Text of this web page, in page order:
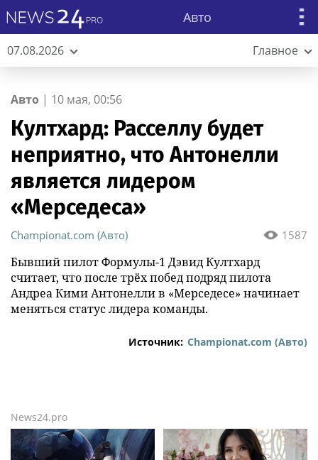
Авто
07.08.2026 Главное
Авто | 10 мая, 00:56
Култхард: Расселлу будет
неприятно, что Антонелли
является лидером
«Мерседеса»
1587
Championat.com (Авто)
Бывший пилот Формулы-1 Дэвид Култхард
считает, что после трёх побед подряд пилота
Андреа Кими Антонелли в «Мерседесе» начинает
меняться статус лидера команды.
Источник: Championat.com (Авто)
News24.pro